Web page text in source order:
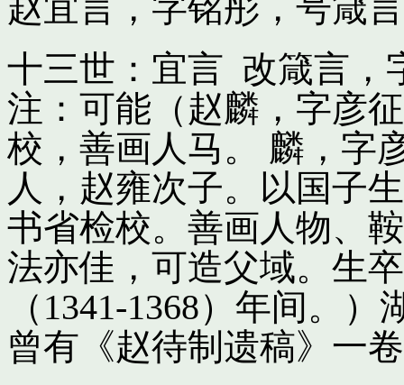
赵宜言，字铭彤，号箴言
十三世：宜言 改箴言，
注：可能（赵麟，字彦
校，善画人马。 麟，字
人，赵雍次子。以国子
书省检校。善画人物、
法亦佳，可造父域。生
（1341-1368）年间。
曾有《赵待制遗稿》一